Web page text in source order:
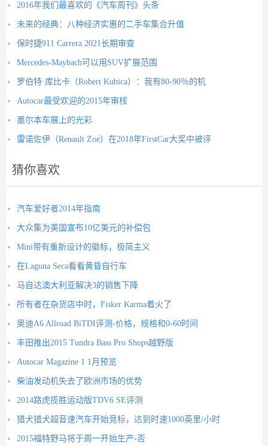
2016年我们最喜欢的《汽车周刊》头条
未来的经典：八种经济实惠的二手车集合升值
保时捷911 Carrera 2021长期审查
Mercedes-Maybach可以用SUV扩展范围
罗伯特·库比卡（Robert Kubica）：我有80-90％的机
Autocar最受欢迎的2015年审核
墨尔本车展上的光彩
雷诺佐伊（Renault Zoe）在2018年FirstCar大奖中被评
猜你喜欢
汽车爱好者2014年指南
大众集为美国宣布10亿美元的补偿包
Mini带有重新设计的徽标，极简主义
在Laguna Seca看看黄昏自行车
马自达澳大利亚解决3的销售下降
所有者在杂货店中时，Fisker Karma着火了
奥迪A6 Allroad BiTDI评测-价格，规格和0-60时间
丰田推出2015 Tundra Bass Pro Shops越野版
Autocar Magazine 1 1月预览
柴油发动机失去了欧洲市场的优势
2014路虎揽胜运动版TDV6 SE评测
猎犬猎犬超音速汽车开始竞标，达到时速1000英里/小时
2015福特野马将于周一开始生产-否